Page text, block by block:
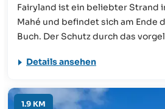
Fairyland ist ein beliebter Strand
Mahé und befindet sich am Ende
Buch. Der Schutz durch das
ideale Bedingungen zum
befinden sich in direkter Nähe.
Details ansehen
1.9 KM